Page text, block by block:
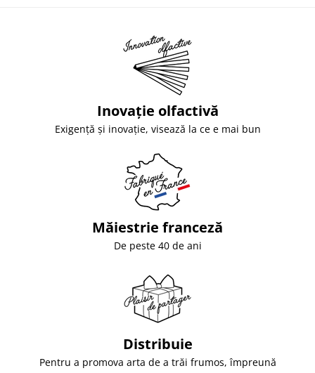
Inovație olfactivă
Exigență și inovație, visează la ce e mai bun
Măiestrie franceză
De peste 40 de ani
Distribuie
Pentru a promova arta de a trăi frumos, împreună